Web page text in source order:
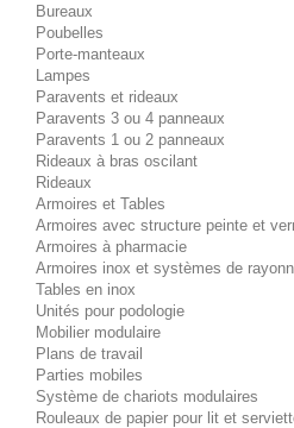
Bureaux
Poubelles
Porte-manteaux
Lampes
Paravents et rideaux
Paravents 3 ou 4 panneaux
Paravents 1 ou 2 panneaux
Rideaux à bras oscilant
Rideaux
Armoires et Tables
Armoires avec structure peinte et
Armoires à pharmacie
Armoires inox et systèmes de
Tables en inox
Unités pour podologie
Mobilier modulaire
Plans de travail
Parties mobiles
Système de chariots modulaires
Rouleaux de papier pour lit et